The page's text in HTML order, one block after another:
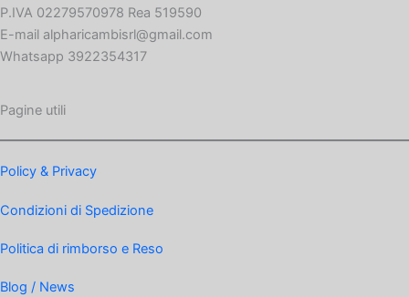
P.IVA 02279570978 Rea 519590
E-mail alpharicambisrl@gmail.com
Whatsapp 3922354317
Pagine utili
Policy & Privacy
Condizioni di Spedizione
Politica di rimborso e Reso
Blog / News